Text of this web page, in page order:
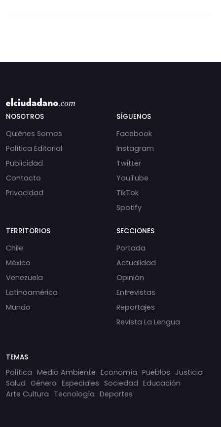
NOSOTROS
Quiénes Somos
Política Editorial
Publicidad
Contacto
Privacidad
SÍGUENOS
Facebook
Instagram
Twitter
YouTube
TikTok
Spotify
TERRITORIOS
Chile
México
Venezuela
Latinoamérica
Mundo
SECCIONES
Portada
Actualidad
Opinión
Entrevistas
Reportajes
Revista La Lengua
TEMAS
Política Medio Ambiente Economía Pueblos Justicia
Salud Género Especiales Sociedad Educación
Arte Cultura Tecnología Deportes